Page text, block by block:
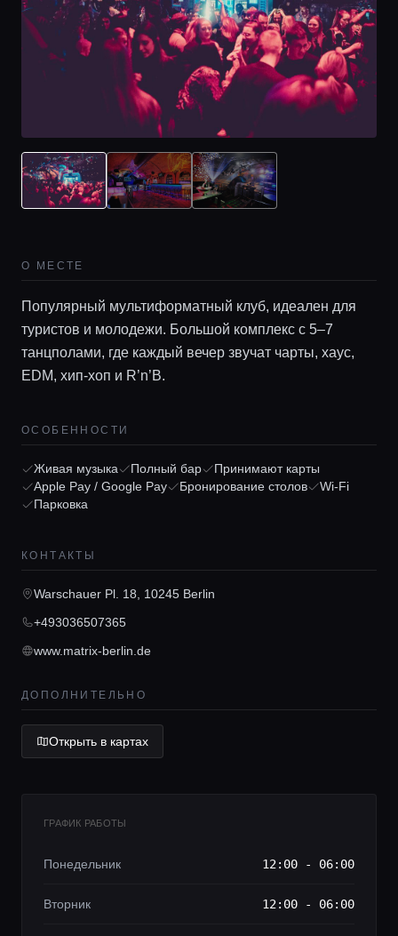
Главная
Локации
Гиды
Консьерж сервис
Lifestyle журнал
О МЕСТЕ
Популярный мультиформатный клуб, идеален для
туристов и молодежи. Большой комплекс с 5–7
танцполами, где каждый вечер звучат чарты, хаус,
EDM, хип-хоп и R’n’B.
ОСОБЕННОСТИ
Живая музыка Полный бар
Принимают карты
Apple Pay / Google Pay
Бронирование столов
Wi-Fi
Парковка
КОНТАКТЫ
Warschauer Pl. 18, 10245 Berlin
+493036507365
www.matrix-berlin.de
ДОПОЛНИТЕЛЬНО
Открыть в картах
ГРАФИК РАБОТЫ
Понедельник 12:00 - 06:00
Вторник 12:00 - 06:00